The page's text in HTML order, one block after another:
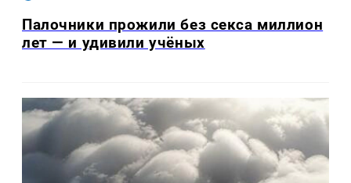
Палочники прожили без секса миллион
лет — и удивили учёных